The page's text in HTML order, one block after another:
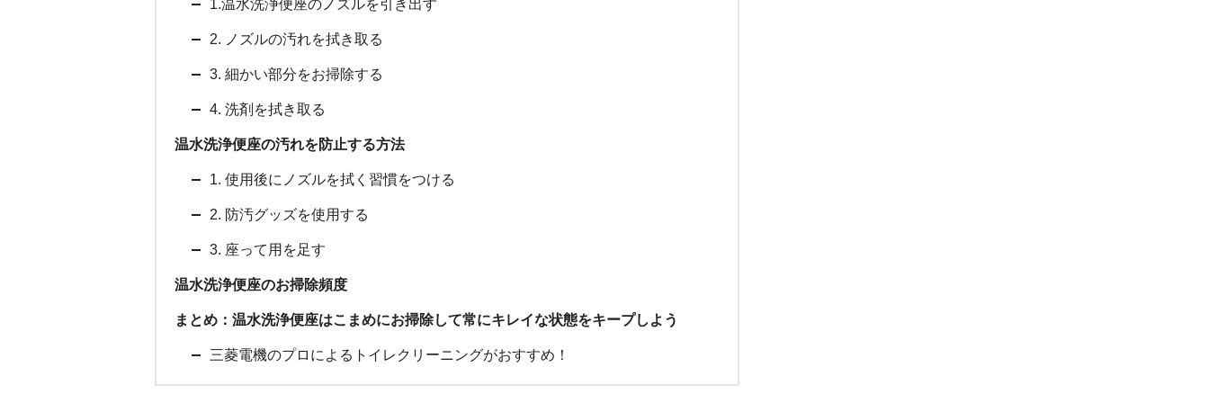
1.温水洗浄便座のノズルを引き出す
2. ノズルの汚れを拭き取る
3. 細かい部分をお掃除する
4. 洗剤を拭き取る
温水洗浄便座の汚れを防止する方法
1. 使用後にノズルを拭く習慣をつける
2. 防汚グッズを使用する
3. 座って用を足す
温水洗浄便座のお掃除頻度
まとめ：温水洗浄便座はこまめにお掃除して常にキレイな状態をキープしよう
三菱電機のプロによるトイレクリーニングがおすすめ！